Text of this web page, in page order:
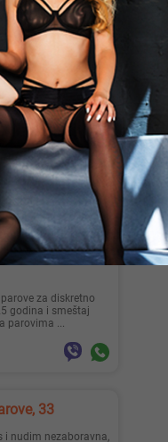
38
dobijas kad se javis
godina i smeštaj
parovima ...
33